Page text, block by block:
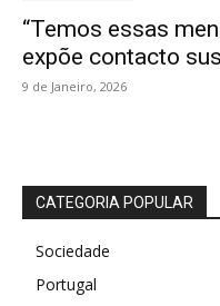
“Temos essas
expõe contacto
9 de Janeiro, 2026
CATEGORIA POPULAR
Sociedade
Portugal